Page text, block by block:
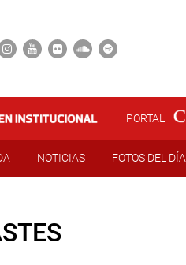
PORTAL
NOTICIAS FOTOS DEL DÍA